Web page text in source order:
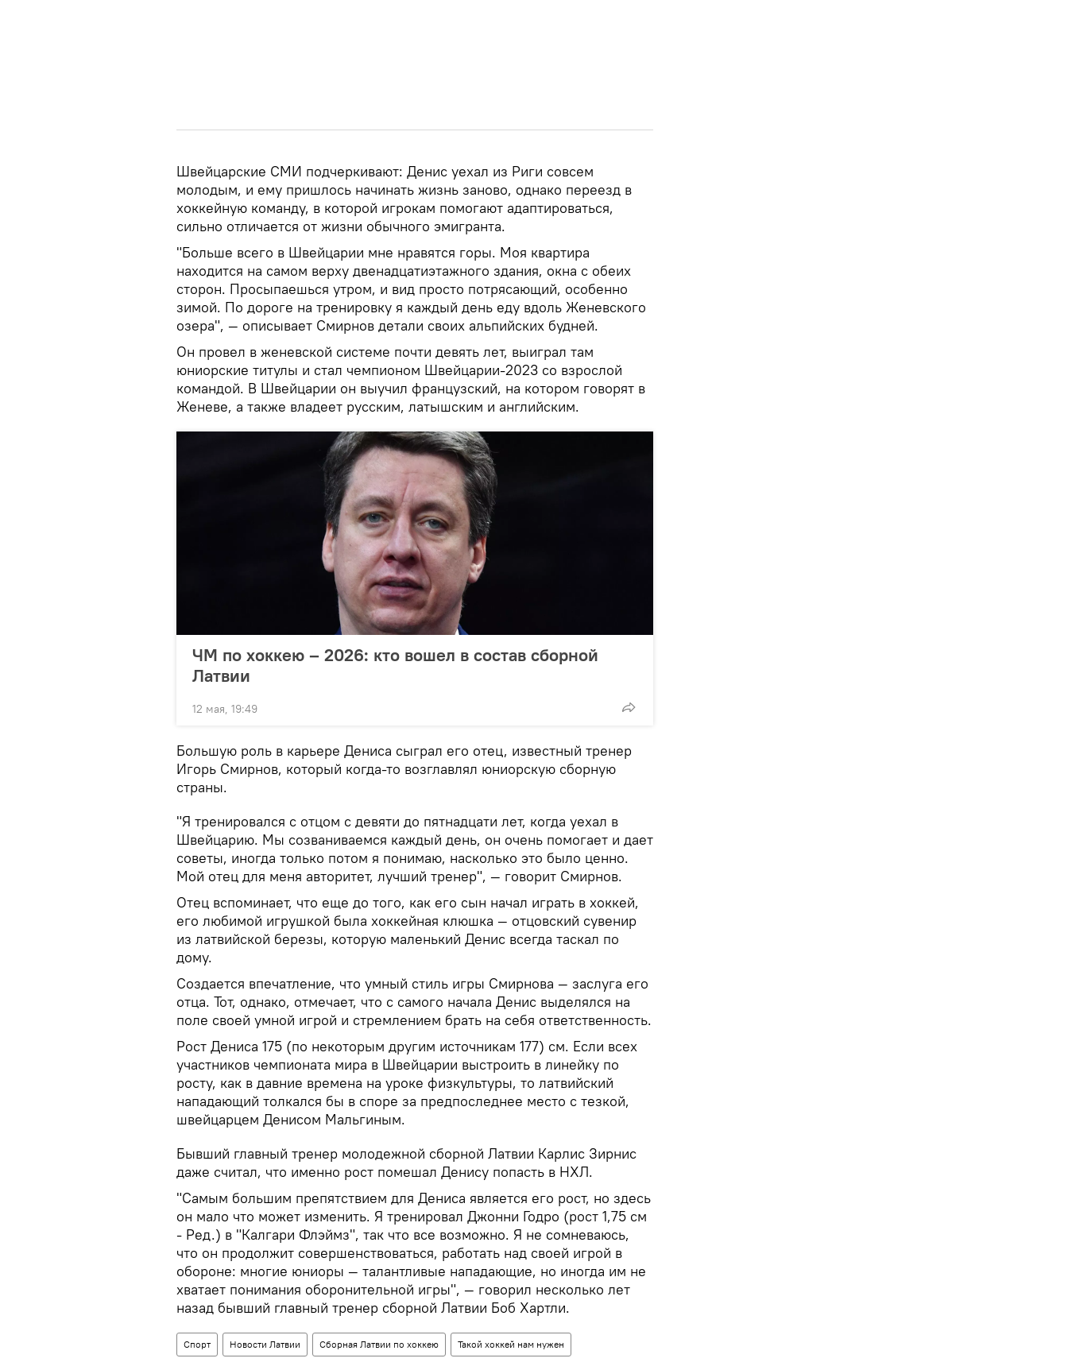
Швейцарские СМИ подчеркивают: Денис уехал из Риги совсем
молодым, и ему пришлось начинать жизнь заново, однако переезд в
хоккейную команду, в которой игрокам помогают адаптироваться,
сильно отличается от жизни обычного эмигранта.
"Больше всего в Швейцарии мне нравятся горы. Моя квартира
находится на самом верху двенадцатиэтажного здания, окна с обеих
сторон. Просыпаешься утром, и вид просто потрясающий, особенно
зимой. По дороге на тренировку я каждый день еду вдоль Женевского
озера", — описывает Смирнов детали своих альпийских будней.
Он провел в женевской системе почти девять лет, выиграл там
юниорские титулы и стал чемпионом Швейцарии-2023 со взрослой
командой. В Швейцарии он выучил французский, на котором говорят в
Женеве, а также владеет русским, латышским и английским.
ЧМ по хоккею – 2026: кто вошел в состав сборной
Латвии
12 мая, 19:49
Большую роль в карьере Дениса сыграл его отец, известный тренер
Игорь Смирнов, который когда-то возглавлял юниорскую сборную
страны.
"Я тренировался с отцом с девяти до пятнадцати лет, когда уехал в
Швейцарию. Мы созваниваемся каждый день, он очень помогает и дает
советы, иногда только потом я понимаю, насколько это было ценно.
Мой отец для меня авторитет, лучший тренер", — говорит Смирнов.
Отец вспоминает, что еще до того, как его сын начал играть в хоккей,
его любимой игрушкой была хоккейная клюшка — отцовский сувенир
из латвийской березы, которую маленький Денис всегда таскал по
дому.
Создается впечатление, что умный стиль игры Смирнова — заслуга его
отца. Тот, однако, отмечает, что с самого начала Денис выделялся на
поле своей умной игрой и стремлением брать на себя ответственность.
Рост Дениса 175 (по некоторым другим источникам 177) см. Если всех
участников чемпионата мира в Швейцарии выстроить в линейку по
росту, как в давние времена на уроке физкультуры, то латвийский
нападающий толкался бы в споре за предпоследнее место с тезкой,
швейцарцем Денисом Мальгиным.
Бывший главный тренер молодежной сборной Латвии Карлис Зирнис
даже считал, что именно рост помешал Денису попасть в НХЛ.
"Самым большим препятствием для Дениса является его рост, но здесь
он мало что может изменить. Я тренировал Джонни Годро (рост 1,75 см
- Ред.) в "Калгари Флэймз", так что все возможно. Я не сомневаюсь,
что он продолжит совершенствоваться, работать над своей игрой в
обороне: многие юниоры — талантливые нападающие, но иногда им не
хватает понимания оборонительной игры", — говорил несколько лет
назад бывший главный тренер сборной Латвии Боб Хартли.
Спорт Новости Латвии Сборная Латвии по хоккею Такой хоккей нам нужен